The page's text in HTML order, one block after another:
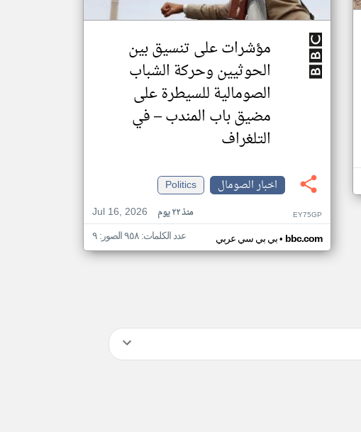
مؤشرات على تنسيق بين
الحوثيين وحركة الشباب
الصومالية للسيطرة على
مضيق باب المندب – في
التلغراف
اخبار الصومال
Politics
Jul 16, 2026
منذ ٢٢ يوم EY75GP
بي بي سي عربي• bbc.com عدد الكلمات: ٩٥٨ الصور: ٩